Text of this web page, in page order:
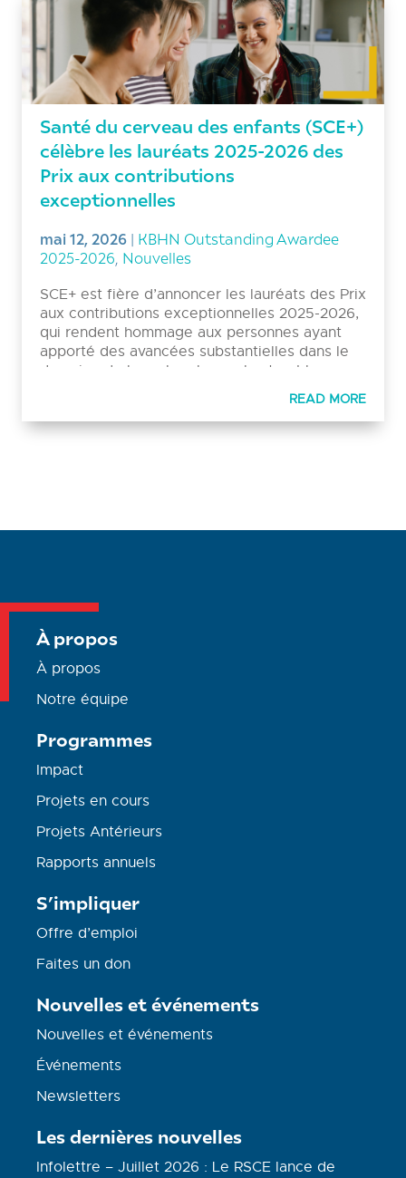
Santé du cerveau des enfants (SCE+)
célèbre les lauréats 2025-2026 des
Prix aux contributions
exceptionnelles
mai 12, 2026| KBHN Outstanding Awardee
2025-2026 Nouvelles
SCE+ est fière d’annoncer les lauréats des Prix
aux contributions exceptionnelles 2025-2026,
qui rendent hommage aux personnes ayant
apporté des avancées substantielles dans le
domaine de la recherche sur les troubles
READ MORE
À propos
À propos
Notre équipe
Programmes
Impact
Projets en cours
Projets Antérieurs
Rapports annuels
S’impliquer
Offre d’emploi
Faites un don
Nouvelles et événements
Nouvelles et événements
Événements
Newsletters
Les dernières nouvelles
Infolettre – Juillet 2026 : Le RSCE lance de